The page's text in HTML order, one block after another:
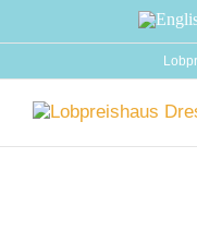
English